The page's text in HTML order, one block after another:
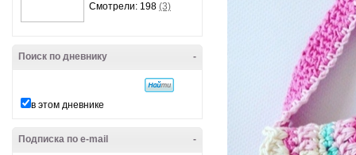
Смотрели: 198 (3)
-
Поиск по дневнику
в этом дневнике
-
Подписка по e-mail